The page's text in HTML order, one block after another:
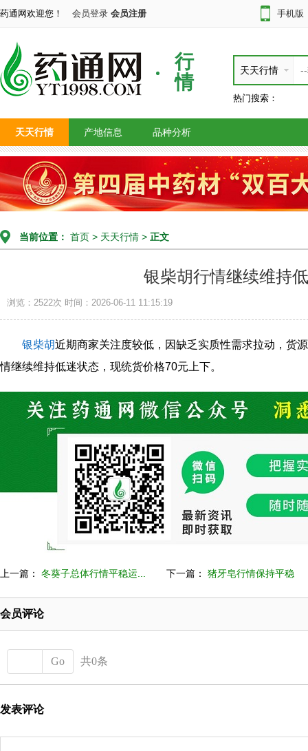
药通网欢迎您！ 会员登录 会员注册 手机版
行
情
天天行情
热门搜索：
天天行情 产地信息 品种分析
当前位置： 首页 > 天天行情 > 正文
银柴胡行情继续维持
浏览：2522次 时间：2026-06-11 11:15:19
银柴胡近期商家关注度较低，因缺乏实质性需求拉动，货
情继续维持低迷状态，现统货价格70元上下。
上一篇： 冬葵子总体行情平稳运... 下一篇： 猪牙皂行情保持平稳
会员评论
Go 共0条
发表评论